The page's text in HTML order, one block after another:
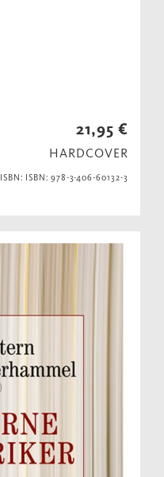
21,95 €
HARDCOVER
ISBN: ISBN: 978-3-406-60132-3